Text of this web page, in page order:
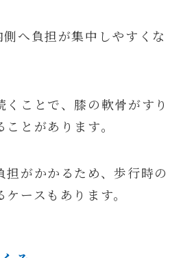
へ負担が集中しやすくな
くことで、膝の軟骨がすり
とがあります。
担がかかるため、歩行時の
ースもあります。